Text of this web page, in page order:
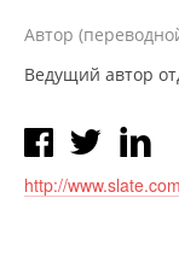
Автор
Ведущий автор
http://